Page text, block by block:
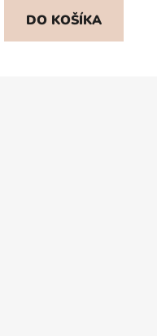
DO KOŠÍKA